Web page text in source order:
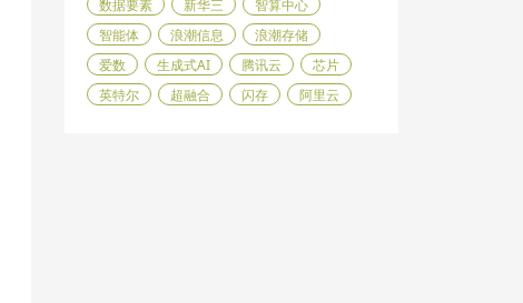
数据要素
新华三
智算中心
智能体
浪潮信息
浪潮存储
爱数
生成式AI 腾讯云
芯片
英特尔
超融合 闪存 阿里云